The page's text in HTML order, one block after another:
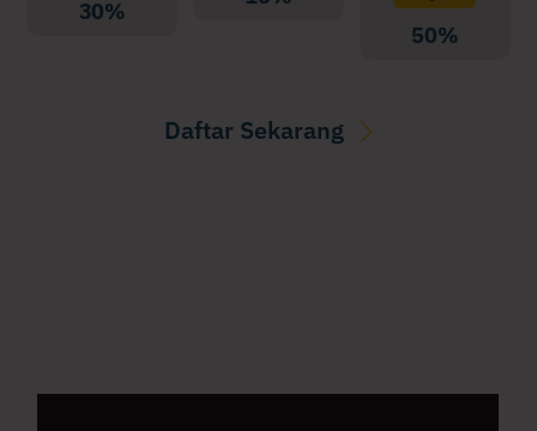
30%
50%
Daftar Sekarang